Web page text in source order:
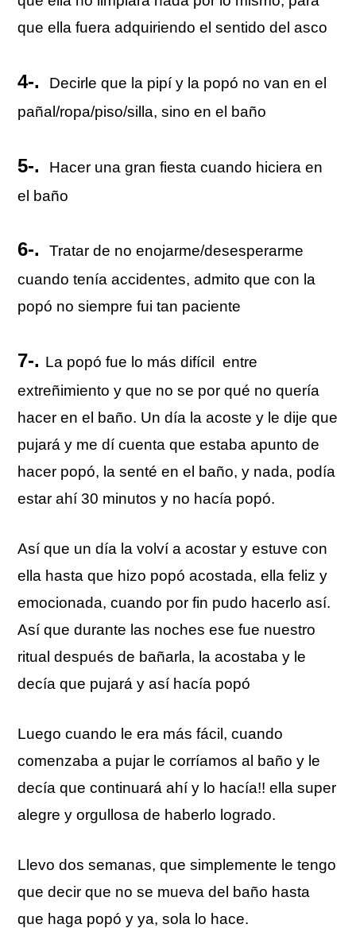
que ella fuera adquiriendo el sentido del asco
4-.
Decirle que la pipí y la popó no van en el
pañal/ropa/piso/silla, sino en el baño
5-.
Hacer una gran fiesta cuando hiciera en
el baño
6-.
Tratar de no enojarme/desesperarme
cuando tenía accidentes, admito que con la
popó no siempre fui tan paciente
7-. La popó fue lo más difícil entre
extreñimiento y que no se por qué no quería
hacer en el baño. Un día la acoste y le dije que
pujará y me dí cuenta que estaba apunto de
hacer popó, la senté en el baño, y nada, podía
estar ahí 30 minutos y no hacía popó.
Así que un día la volví a acostar y estuve con
ella hasta que hizo popó acostada, ella feliz y
emocionada, cuando por fin pudo hacerlo así.
Así que durante las noches ese fue nuestro
ritual después de bañarla, la acostaba y le
decía que pujará y así hacía popó
Luego cuando le era más fácil, cuando
comenzaba a pujar le corríamos al baño y le
decía que continuará ahí y lo hacía!! ella super
alegre y orgullosa de haberlo logrado.
Llevo dos semanas, que simplemente le tengo
que decir que no se mueva del baño hasta
que haga popó y ya, sola lo hace.